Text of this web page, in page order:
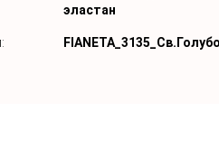
эластан